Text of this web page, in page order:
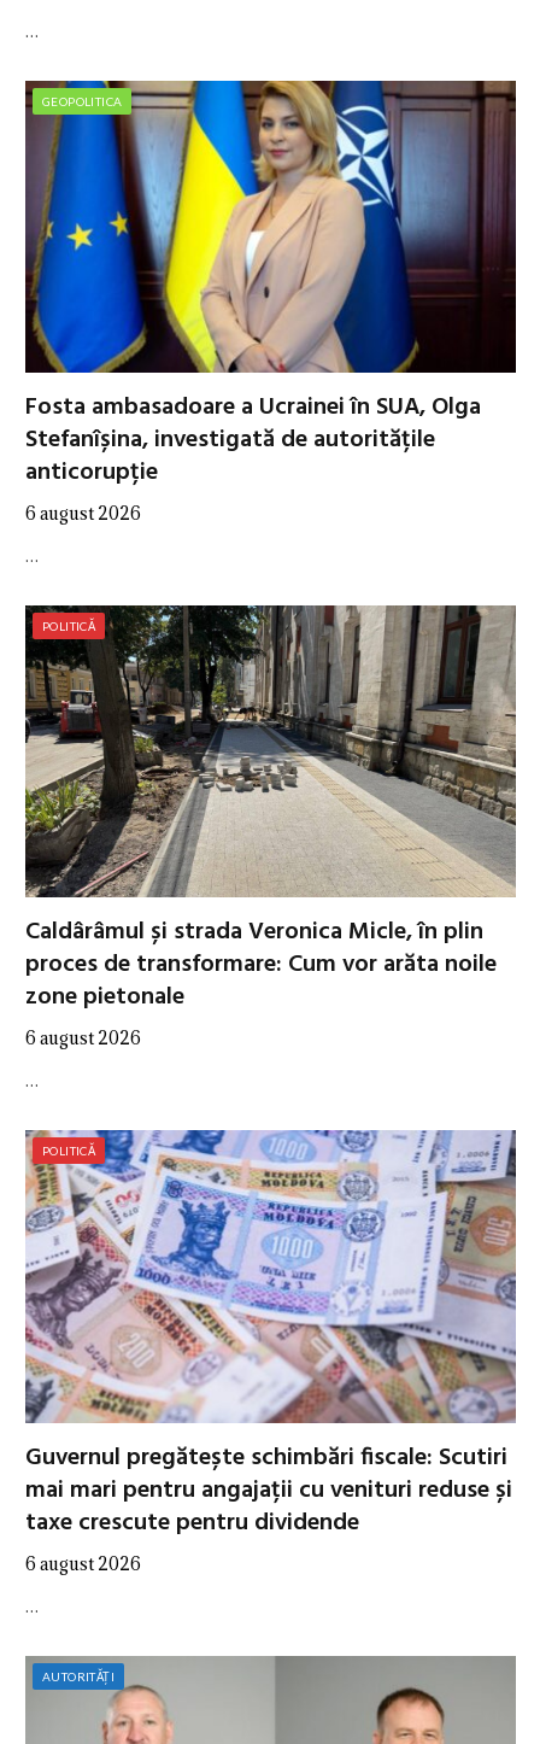
…
GEOPOLITICA
Fosta ambasadoare a Ucrainei în SUA, Olga
Stefanîșina, investigată de autoritățile
anticorupție
6 august 2026
…
POLITICĂ
Caldârâmul și strada Veronica Micle, în plin
proces de transformare: Cum vor arăta noile
zone pietonale
6 august 2026
…
POLITICĂ
Guvernul pregătește schimbări fiscale: Scutiri
mai mari pentru angajații cu venituri reduse și
taxe crescute pentru dividende
6 august 2026
…
AUTORITĂȚI